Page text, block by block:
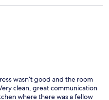
wasn’t good and the room
clean, great communication
where there was a fellow